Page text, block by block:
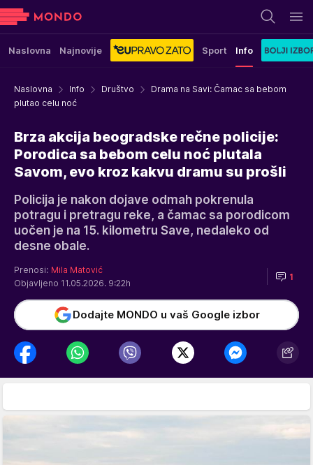
Naslovna Najnovije Sport Info
Naslovna Info Društvo
Drama na Savi: Čamac sa bebom
plutao celu noć
Brza akcija beogradske rečne policije:
Porodica sa bebom celu noć plutala
Savom, evo kroz kakvu dramu su prošli
Policija je nakon dojave odmah pokrenula
potragu i pretragu reke, a čamac sa porodicom
uočen je na 15. kilometru Save, nedaleko od
desne obale.
Prenosi: Mila Matović
Objavljeno 11.05.2026. 9:22h
1
Dodajte MONDO u vaš Google izbor